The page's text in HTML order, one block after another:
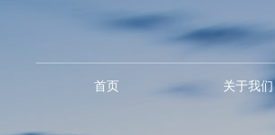
首页 关于我们